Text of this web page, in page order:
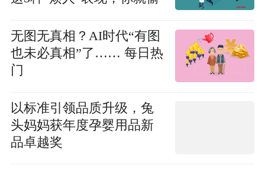
无图无真相？AI时代“有图
也未必真相”了…… 每日热
门
以标准引领品质升级，兔
头妈妈获年度孕婴用品新
品卓越奖